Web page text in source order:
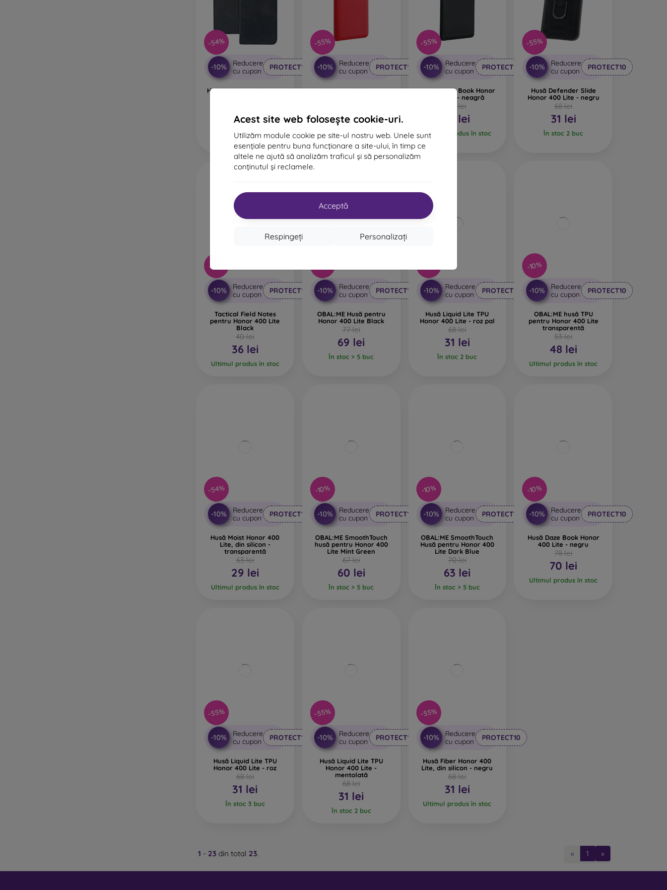
Acest site web folosește cookie-uri.
Utilizăm module cookie pe site-ul nostru web. Unele sunt
esențiale pentru buna funcționare a site-ului, în timp ce
altele ne ajută să analizăm traficul și să personalizăm
conținutul și reclamele.
Acceptă
Personalizați
Respingeți
-54%
-10%
Reducere
cu cupon
PROTECT10
Husă Suede Book Honor
33 lei
În stoc 2 buc
-55%
-10%
Reducere
cu cupon
PROTECT10
Husă Smart Book Honor
31 lei
În stoc 4 buc
-55%
-10%
Reducere
cu cupon
PROTECT10
Husă Smart Book Honor
400 Lite - neagră
68 lei
31 lei
Ultimul produs în stoc
-55%
-10%
Reducere
cu cupon
PROTECT10
Husă Defender Slide
Honor 400 Lite - negru
68 lei
31 lei
În stoc 2 buc
-10%
-10%
Reducere
cu cupon
PROTECT10
Tactical Field Notes
pentru Honor 400 Lite
Black
40 lei
36 lei
Ultimul produs în stoc
-10%
Reducere
cu cupon
PROTECT10
OBAL:ME Husă pentru
Honor 400 Lite Black
77 lei
69 lei
În stoc > 5 buc
-10%
Reducere
cu cupon
PROTECT10
Husă Liquid Lite TPU
Honor 400 Lite - roz pal
68 lei
31 lei
În stoc 2 buc
-10%
-10%
Reducere
cu cupon
PROTECT10
OBAL:ME husă TPU
pentru Honor 400 Lite
transparentă
53 lei
48 lei
Ultimul produs în stoc
-54%
-10%
Reducere
cu cupon
PROTECT10
Husă Moist Honor 400
Lite, din silicon -
transparentă
63 lei
29 lei
Ultimul produs în stoc
-10%
-10%
Reducere
cu cupon
PROTECT10
OBAL:ME SmoothTouch
husă pentru Honor 400
Lite Mint Green
67 lei
60 lei
În stoc > 5 buc
-10%
-10%
Reducere
cu cupon
PROTECT10
OBAL:ME SmoothTouch
Husă pentru Honor 400
Lite Dark Blue
70 lei
63 lei
În stoc > 5 buc
-10%
-10%
Reducere
cu cupon
PROTECT10
Husă Daze Book Honor
400 Lite - negru
78 lei
70 lei
Ultimul produs în stoc
-55%
-10%
Reducere
cu cupon
PROTECT10
Husă Liquid Lite TPU
Honor 400 Lite - roz
68 lei
31 lei
În stoc 3 buc
-55%
-10%
Reducere
cu cupon
PROTECT10
Husă Liquid Lite TPU
Honor 400 Lite -
mentolată
68 lei
31 lei
În stoc 2 buc
-55%
-10%
Reducere
cu cupon
PROTECT10
Husă Fiber Honor 400
Lite, din silicon - negru
68 lei
31 lei
Ultimul produs în stoc
1 - 23 din total 23. « 1 »